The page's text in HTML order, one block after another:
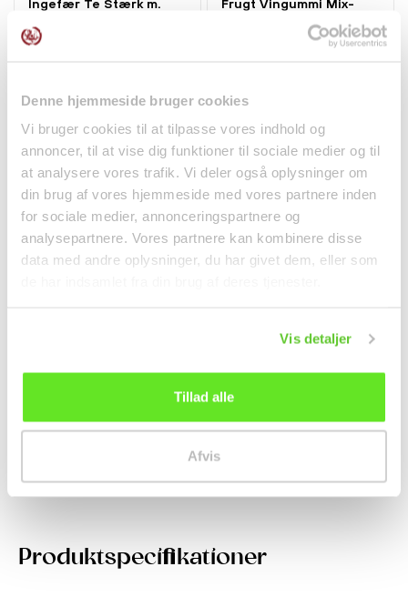
Denne hjemmeside bruger cookies
Vi bruger cookies til at tilpasse vores indhold og
annoncer, til at vise dig funktioner til sociale medier og til
at analysere vores trafik. Vi deler også oplysninger om
din brug af vores hjemmeside med vores partnere inden
for sociale medier, annonceringspartnere og
analysepartnere. Vores partnere kan kombinere disse
data med andre oplysninger, du har givet dem, eller som
Vis detaljer
Tillad alle
Afvis
Produktspecifikationer
Ingefær Te Stærk m.
Drikkevarer
Frugt Vingummi Mix-
Litchi Mango Jordbær...
Lys og Tynd Soyasauce